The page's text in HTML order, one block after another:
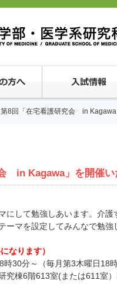
8回「在宅看護研究会 in Kagawa
in Kagawa」を開催い
にして勉強しあいます。介
ーマを設定してみんなで勉
なります）
30分～（毎月第3木曜日18時
究棟6階613室(または611